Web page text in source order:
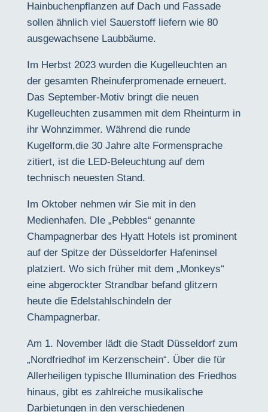
Hainbuchenpflanzen auf Dach und Fassade
sollen ähnlich viel Sauerstoff liefern wie 80
ausgewachsene Laubbäume.
Im Herbst 2023 wurden die Kugelleuchten an
der gesamten Rheinuferpromenade erneuert.
Das September-Motiv bringt die neuen
Kugelleuchten zusammen mit dem Rheinturm in
ihr Wohnzimmer. Während die runde
Kugelform,die 30 Jahre alte Formensprache
zitiert, ist die LED-Beleuchtung auf dem
technisch neuesten Stand.
Im Oktober nehmen wir Sie mit in den
Medienhafen. DIe „Pebbles“ genannte
Champagnerbar des Hyatt Hotels ist prominent
auf der Spitze der Düsseldorfer Hafeninsel
platziert. Wo sich früher mit dem „Monkeys“
eine abgerockter Strandbar befand glitzern
heute die Edelstahlschindeln der
Champagnerbar.
Am 1. November lädt die Stadt Düsseldorf zum
„Nordfriedhof im Kerzenschein“. Über die für
Allerheiligen typische Illumination des Friedhos
hinaus, gibt es zahlreiche musikalische
Darbietungen in den verschiedenen